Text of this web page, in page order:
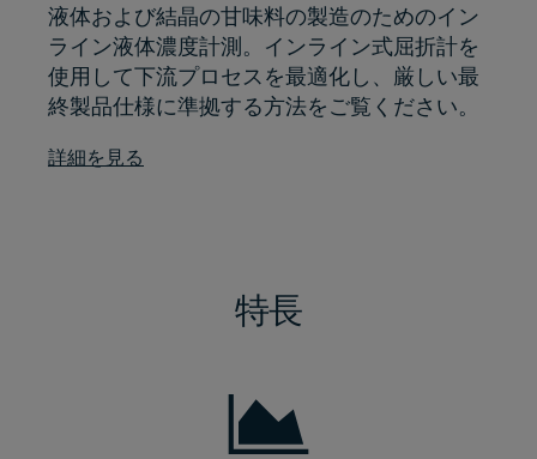
液体および結晶の甘味料の製造のためのイン
ライン液体濃度計測。インライン式屈折計を
使用して下流プロセスを最適化し、厳しい最
終製品仕様に準拠する方法をご覧ください。
詳細を見る
特長